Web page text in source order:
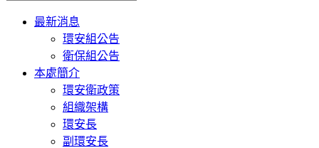
Toggle
navigation
最新消息
環安組公告
衛保組公告
本處簡介
環安衛政策
組織架構
環安長
副環安長